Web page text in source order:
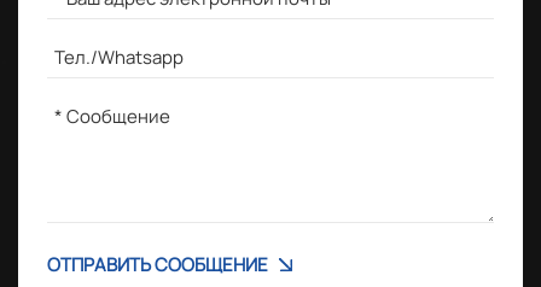
ОТПРАВИТЬ СООБЩЕНИЕ